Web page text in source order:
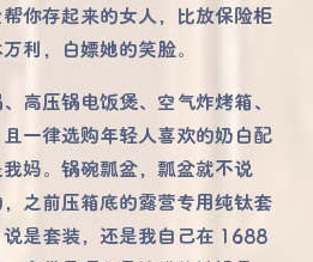
你存起来的女人，比放保险柜
利，白嫖她的笑脸。
高压锅电饭煲、空气炸烤箱、
一律选购年轻人喜欢的奶白配
妈。锅碗瓢盆，瓢盆就不说
之前压箱底的露营专用纯钛套
是套装，还是我自己在 1688